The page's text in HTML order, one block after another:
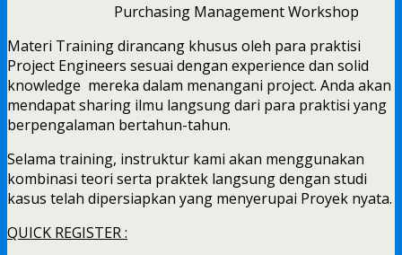
Purchasing Management Workshop
Materi Training dirancang khusus oleh para praktisi
Project Engineers sesuai dengan experience dan solid
knowledge mereka dalam menangani project. Anda akan
mendapat sharing ilmu langsung dari para praktisi yang
berpengalaman bertahun-tahun.
Selama training, instruktur kami akan menggunakan
kombinasi teori serta praktek langsung dengan studi
kasus telah dipersiapkan yang menyerupai Proyek nyata.
QUICK REGISTER :